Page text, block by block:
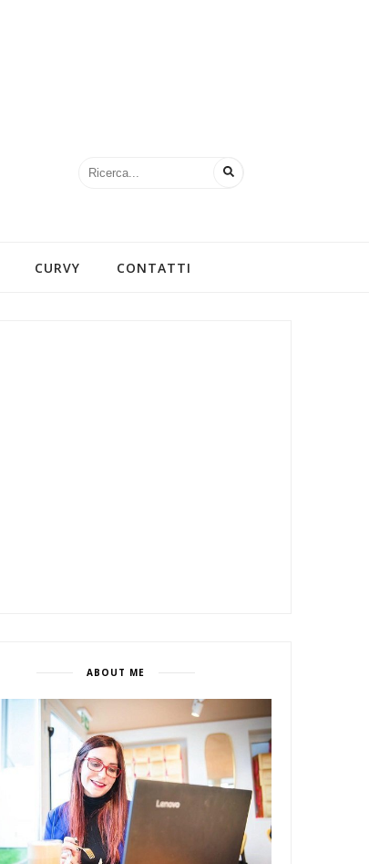
CURVY CONTATTI
ABOUT ME